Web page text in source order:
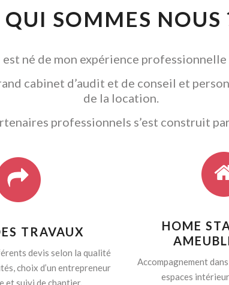
QUI SOMMES NOUS
est né de mon expérience
cabinet d’audit et de conseil et
de la location.
professionnels s’est construit
TRAVAUX
devis selon la qualité
choix d’un entrepreneur
et suivi de chantier.
HOME
Accompagnement
espaces